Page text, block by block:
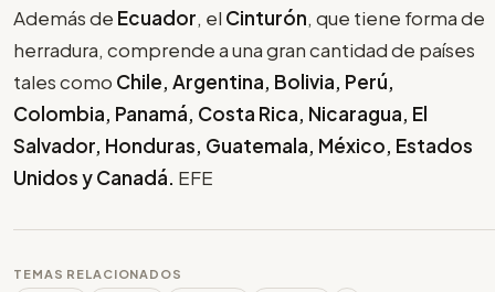
Además de Ecuador, el Cinturón, que tiene forma de
herradura, comprende a una gran cantidad de países
tales como Chile, Argentina, Bolivia, Perú,
Colombia, Panamá, Costa Rica, Nicaragua, El
Salvador, Honduras, Guatemala, México, Estados
Unidos y Canadá. EFE
TEMAS RELACIONADOS